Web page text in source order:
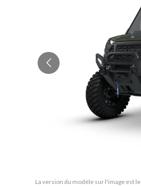
La version du modèle sur l'image est